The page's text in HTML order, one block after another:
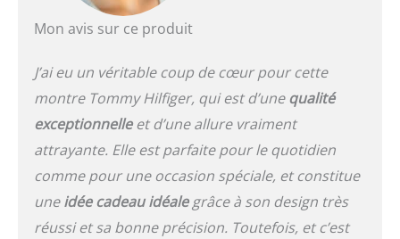
Mon avis sur ce produit
J’ai eu un véritable coup de cœur pour cette
montre Tommy Hilfiger, qui est d’unequalité
exceptionnelleet d’une allure vraiment
attrayante. Elle est parfaite pour le quotidien
comme pour une occasion spéciale, et constitue
uneidée cadeau idéalegrâce à son design très
réussi et sa bonne précision. Toutefois, et c’est